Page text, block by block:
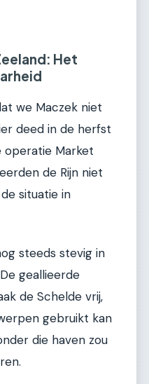
Het
we Maczek niet
deed in de herfst
operatie Market
de Rijn niet
situatie in
steeds stevig in
geallieerde
de Schelde vrij,
gebruikt kan
die haven zou